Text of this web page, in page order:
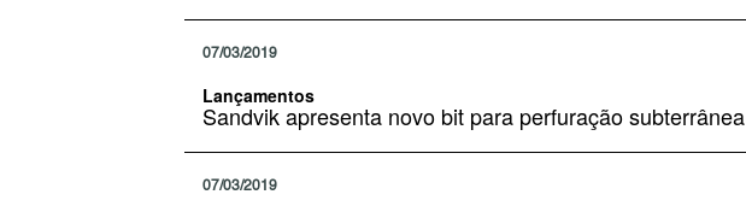
07/03/2019
Lançamentos
Sandvik apresenta novo bit para perfuração subterrânea
07/03/2019